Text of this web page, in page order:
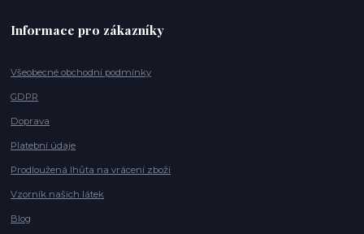
Informace pro zákazníky
Všeobecné obchodní podmínky
GDPR
Doprava
Platební údaje
Prodloužená lhůta na vrácení zboží
Vzorník našich látek
Blog